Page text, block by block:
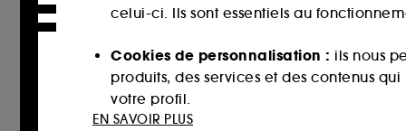
RITUALS (1)
SISLEY (4)
THE 7 VIRTUES (1)
celui-ci. Ils sont essentiels au
Cookies de personnalisation : ils nous
produits, des services et des contenus
votre profil.
EN SAVOIR PLUS